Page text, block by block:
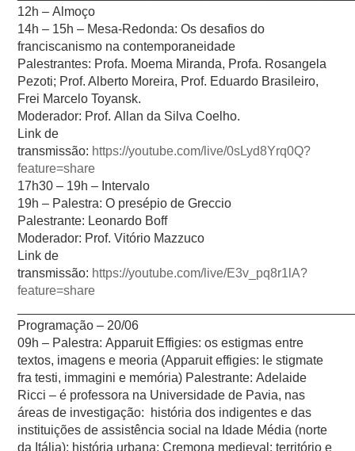
12h – Almoço
14h – 15h – Mesa-Redonda: Os desafios do
franciscanismo na contemporaneidade
Palestrantes: Profa. Moema Miranda, Profa. Rosangela
Pezoti; Prof. Alberto Moreira, Prof. Eduardo Brasileiro,
Frei Marcelo Toyansk.
Moderador: Prof. Allan da Silva Coelho.
Link de
transmissão: https://youtube.com/live/0sLyd8Yrq0Q?
feature=share
17h30 – 19h – Intervalo
19h – Palestra: O presépio de Greccio
Palestrante: Leonardo Boff
Moderador: Prof. Vitório Mazzuco
Link de
transmissão: https://youtube.com/live/E3v_pq8r1lA?
feature=share
Programação – 20/06
09h – Palestra:Apparuit Effigies: os estigmas entre
textos, imagens e meoria (Apparuit effigies: le stigmate
fra testi, immagini e memória) Palestrante: Adelaide
Ricci – é professora na Universidade de Pavia, nas
áreas de investigação: história dos indigentes e das
instituições de assistência social na Idade Média (norte
da Itália); história urbana; Cremona medieval; território e